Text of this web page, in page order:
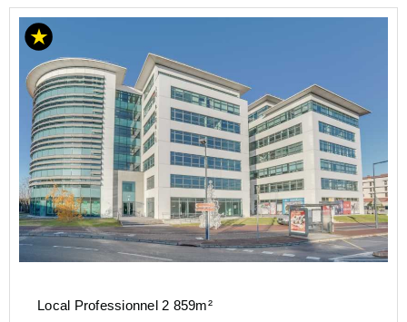
Local Professionnel 2 859m²